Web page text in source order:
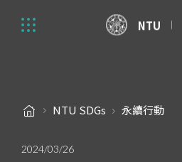
NTU
NTU SDGs 永續行動
2024/03/26